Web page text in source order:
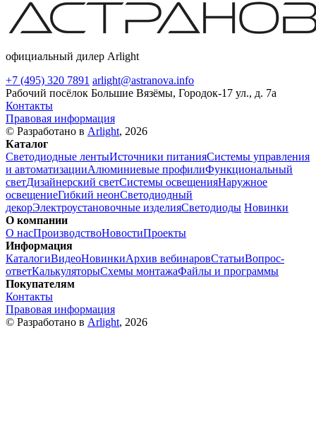
официальный дилер Arlight
+7 (495) 320 7891 arlight@astranova.info
Рабочий посёлок Большие Вязёмы, Городок-17 ул., д. 7а
Контакты
Правовая информация
© Разработано в Arlight, 2026
Каталог
Светодиодные лентыИсточники питанияСистемы управления
и автоматизацииАлюминиевые профилиФункциональный
светДизайнерский светСистемы освещенияНаружное
освещениеГибкий неонСветодиодный
декорЭлектроустановочные изделияСветодиоды Новинки
О компании
О насПроизводствоНовостиПроекты
Информация
КаталогиВидеоНовинкиАрхив вебинаровСтатьиВопрос-
ответКалькуляторыСхемы монтажаФайлы и программы
Покупателям
Контакты
Правовая информация
© Разработано в Arlight, 2026